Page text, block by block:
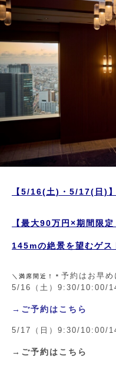
【5/16(土)・5/17(日) 】
【最大90万円×期間限
145mの絶景を望むゲス
＼満席間近！＊ 予約はお早め
5/16（土）9:30/10:00/
→ご予約はこちら
5/17（日）9:30/10:00/
→ご予約はこちら